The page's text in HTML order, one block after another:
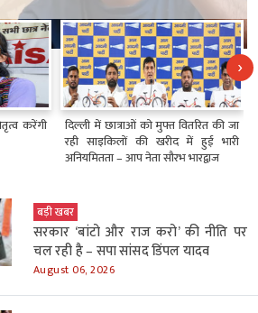
की जा
भारी
एटीएफ में इथेनॉल मिलाने की कोई योजना
नहीं – केंद्रीय मंत्री राम मोहन नायडू
›
बड़ी खबर
सरकार ‘बांटो और राज करो’ की नीति पर
चल रही है – सपा सांसद डिंपल यादव
August 06, 2026